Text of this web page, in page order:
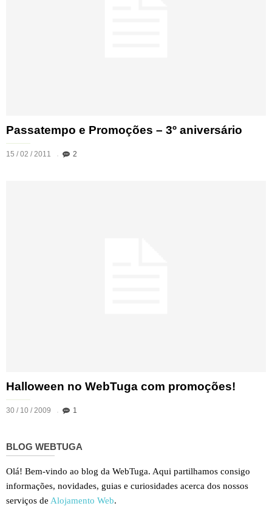
Passatempo e Promoções – 3º aniversário
15 / 02 / 2011 2
Halloween no WebTuga com promoções!
30 / 10 / 2009 1
BLOG WEBTUGA
Olá! Bem-vindo ao blog da WebTuga. Aqui partilhamos consigo
informações, novidades, guias e curiosidades acerca dos nossos
serviços de Alojamento Web.